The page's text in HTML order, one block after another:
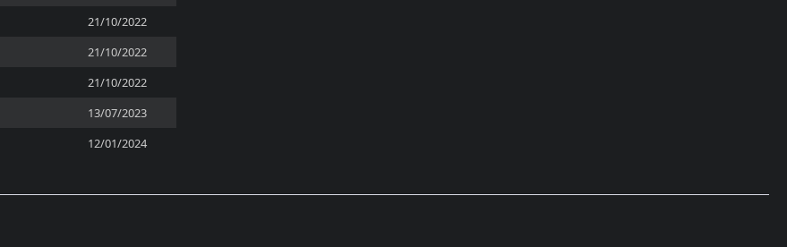
21/10/2022
21/10/2022
21/10/2022
13/07/2023
12/01/2024